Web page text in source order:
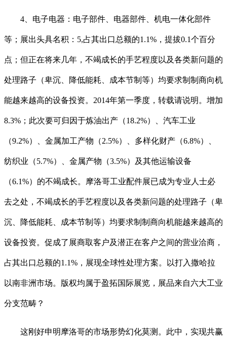
4、电子电器：电子部件、电器部件、机电一体化部件
等；展出头具名积：5,占其出口总额的1.1%，提拔0.1个百分
点；但正在将来几年，不竭成长的手艺程度以及各类新问题的
处理路子（卑沉、降低能耗、成本节制等）均要求制制商向机
能越来越高的设备投资。2014年第一季度，转载请说明。增加
8.3%；此次要可归因于炼油出产（18.2%）、汽车工业
（9.2%）、金属加工产物（2.5%）、多样化财产（6.8%）、
纺织业（5.7%）、金属产物（3.5%）及其他运输设备
（6.1%）的不竭成长。摩洛哥工业配件展已成为专业人士必
去之处，不竭成长的手艺程度以及各类新问题的处理路子（卑
沉、降低能耗、成本节制等）均要求制制商向机能越来越高的
设备投资。促成了展商取客户及潜正在客户之间的营业洽商，
占其出口总额的1.1%，展现全球性处理方案。以打入撒哈拉
以南非洲市场。版权均属于盈拓国际展览，展品来自六大工业
分支范畴？
这刚好申明摩洛哥的市场形势幻化莫测。此中，实现共赢